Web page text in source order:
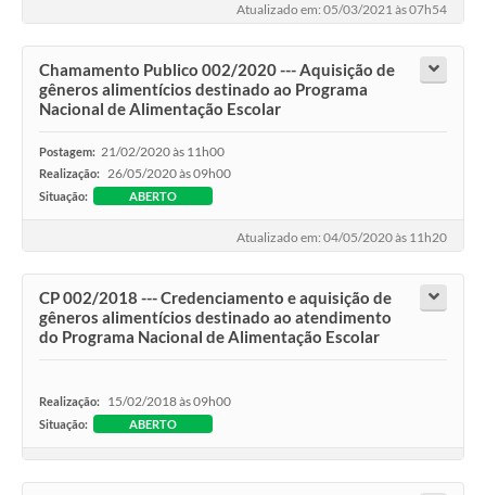
Atualizado em: 05/03/2021 às 07h54
Chamamento Publico 002/2020 --- Aquisição de
gêneros alimentícios destinado ao Programa
Nacional de Alimentação Escolar
Postagem: 21/02/2020 às 11h00
Realização: 26/05/2020 às 09h00
Situação: ABERTO
Atualizado em: 04/05/2020 às 11h20
CP 002/2018 --- Credenciamento e aquisição de
gêneros alimentícios destinado ao atendimento
do Programa Nacional de Alimentação Escolar
Realização: 15/02/2018 às 09h00
Situação: ABERTO